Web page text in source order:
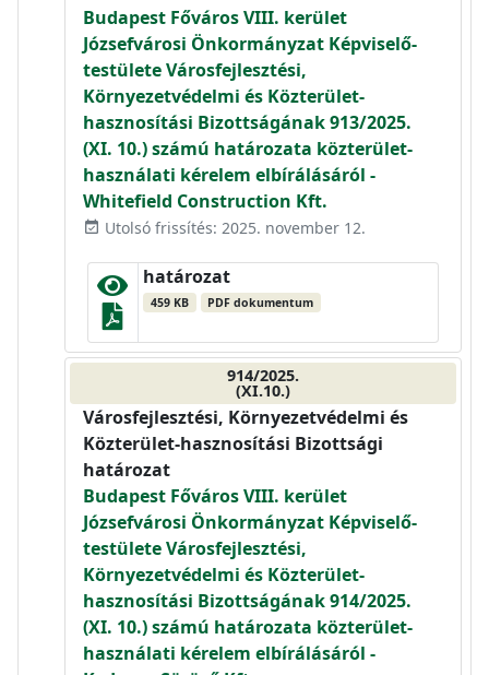
Budapest Főváros VIII. kerület
Józsefvárosi Önkormányzat Képviselő-
testülete Városfejlesztési,
Környezetvédelmi és Közterület-
hasznosítási Bizottságának 913/2025.
(XI. 10.) számú határozata közterület-
használati kérelem elbírálásáról -
Whitefield Construction Kft.
event_available Utolsó frissítés: 2025. november 12.
határozat
459 KB PDF dokumentum
914/2025.
(XI.10.)
Városfejlesztési, Környezetvédelmi és
Közterület-hasznosítási Bizottsági
határozat
Budapest Főváros VIII. kerület
Józsefvárosi Önkormányzat Képviselő-
testülete Városfejlesztési,
Környezetvédelmi és Közterület-
hasznosítási Bizottságának 914/2025.
(XI. 10.) számú határozata közterület-
használati kérelem elbírálásáról -